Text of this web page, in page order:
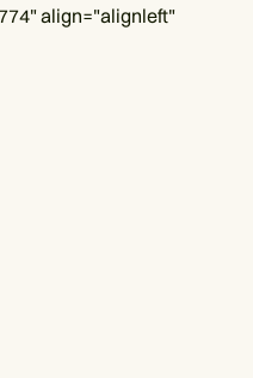
align="alignleft"